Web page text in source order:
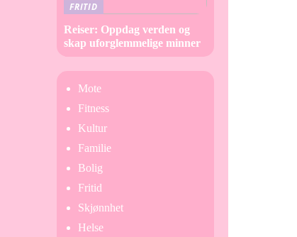
FRITID
Reiser: Oppdag verden og
skap uforglemmelige minner
Mote
Fitness
Kultur
Familie
Bolig
Fritid
Skjønnhet
Helse